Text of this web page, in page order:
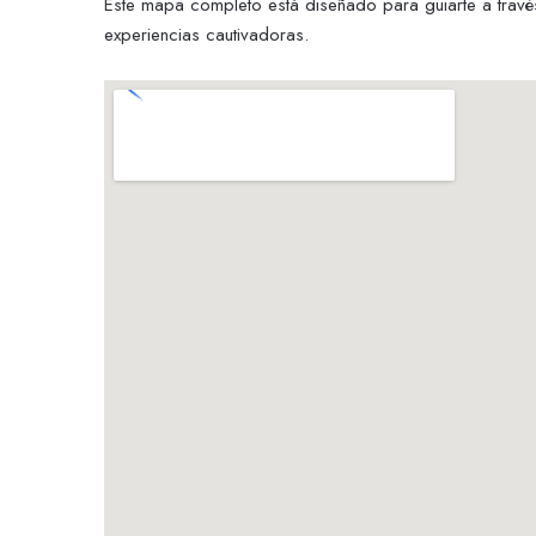
Este mapa completo está diseñado para guiarte a
experiencias cautivadoras.